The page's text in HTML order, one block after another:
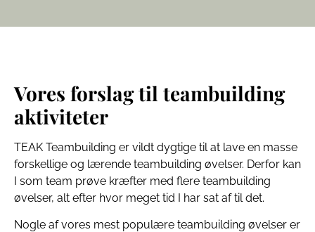
Vores forslag til teambuilding
aktiviteter
TEAK Teambuilding er vildt dygtige til at lave en masse
forskellige og lærende teambuilding øvelser. Derfor kan
I som team prøve kræfter med flere teambuilding
øvelser, alt efter hvor meget tid I har sat af til det.
Nogle af vores mest populære teambuilding øvelser er